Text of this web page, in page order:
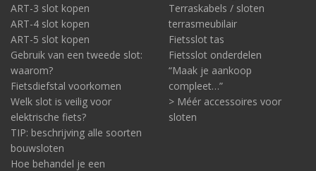
ART-3 slot kopen
ART-4 slot kopen
ART-5 slot kopen
Gebruik van een tweede slot:
waarom?
Fietsdiefstal voorkomen
Welk slot is veilig voor
elektrische fiets?
TIP: beschrijving alle soorten
bouwsloten
Hoe behandel je een
Terraskabels / sloten
terrasmeubilair
Fietsslot tas
Fietsslot onderdelen
“Maak je aankoop
compleet…”
> Méér accessoires voor
sloten